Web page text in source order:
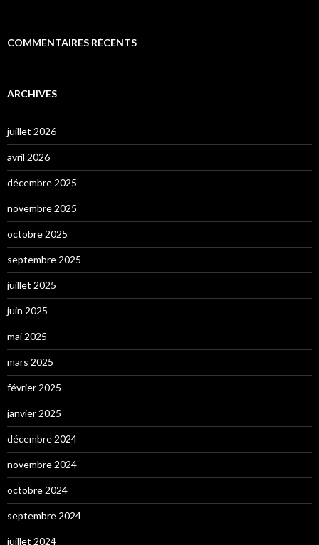
COMMENTAIRES RÉCENTS
ARCHIVES
juillet 2026
avril 2026
décembre 2025
novembre 2025
octobre 2025
septembre 2025
juillet 2025
juin 2025
mai 2025
mars 2025
février 2025
janvier 2025
décembre 2024
novembre 2024
octobre 2024
septembre 2024
juillet 2024